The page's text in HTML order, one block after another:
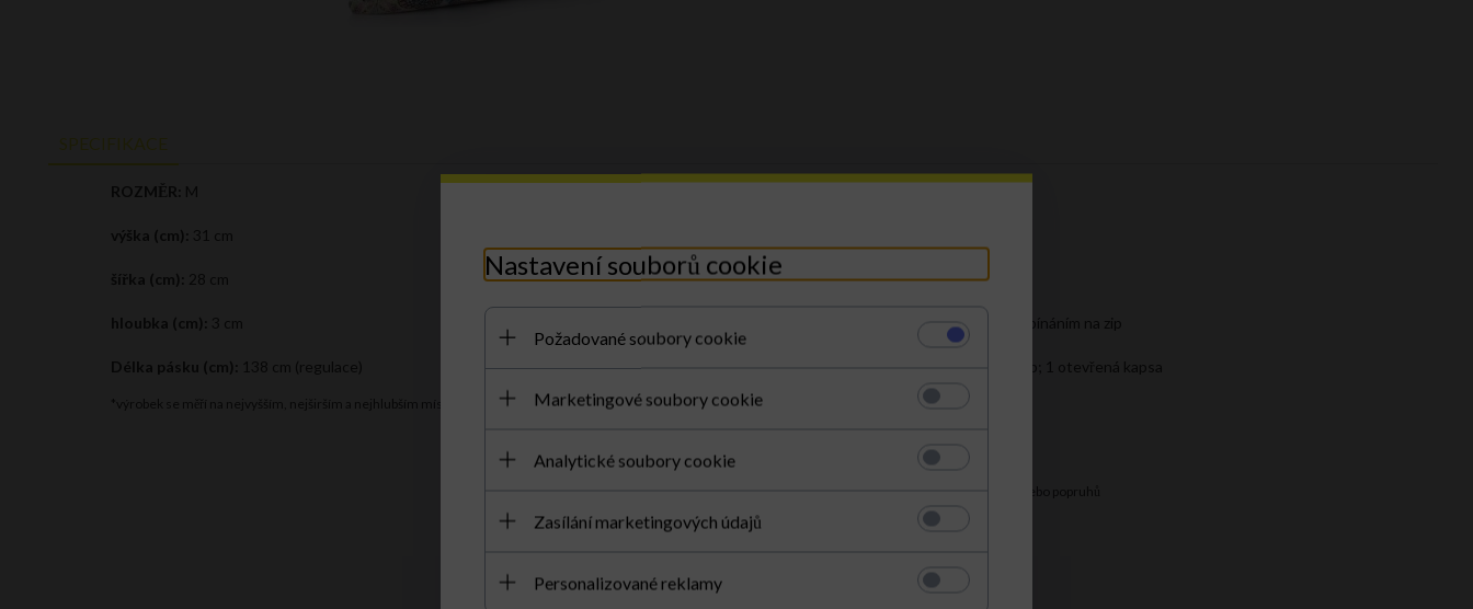
SPECIFIKACE
ROZMĚR: M
výška (cm): 31 cm
šířka (cm): 28 cm
hloubka (cm): 3 cm
Délka pásku (cm): 138 cm (regulace)
*výrobek se měří na nejvyšším, nejširším a nejhlubším místě
KOLOR:zemitá
1 kapsa se zapínáním na zip
1 kapsa se zapínáním na zip; 1 otevřená kapsa
NASTAVITELNÁ DÉLKA**:
** Nastavení se týká pásku nebo rukojetí nebo popruhů
Nastavení souborů cookie
Požadované soubory cookie
Marketingové soubory cookie
Analytické soubory cookie
Zasílání marketingových údajů
Personalizované reklamy